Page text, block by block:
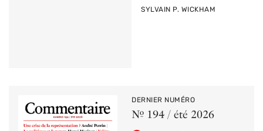
PAR
SYLVAIN P. WICKHAM
DERNIER NUMÉRO
Nº 194 / été 2026